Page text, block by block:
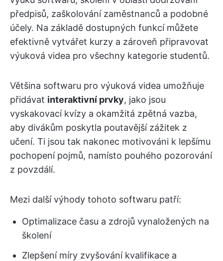
předpisů, zaškolování zaměstnanců a podobné
účely. Na základě dostupných funkcí můžete
efektivně vytvářet kurzy a zároveň připravovat
výuková videa pro všechny kategorie studentů.
Většina softwaru pro výuková videa umožňuje
přidávat interaktivní prvky, jako jsou
vyskakovací kvízy a okamžitá zpětná vazba,
aby divákům poskytla poutavější zážitek z
učení. Ti jsou tak nakonec motivováni k lepšímu
pochopení pojmů, namísto pouhého pozorování
z povzdálí.
Mezi další výhody tohoto softwaru patří:
Optimalizace času a zdrojů vynaložených na
školení
Zlepšení míry zvyšování kvalifikace a